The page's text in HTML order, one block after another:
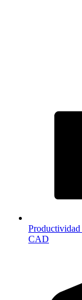
Productividad
CAD